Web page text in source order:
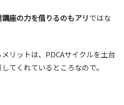
座の力を借りるのもアリではな
リットは、PDCAサイクルを土台
てくれているところなので。